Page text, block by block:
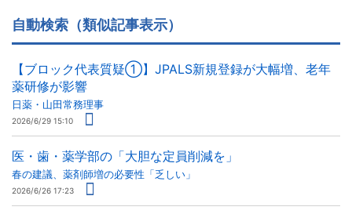
自動検索（類似記事表示）
【ブロック代表質疑①】JPALS新規登録が大幅増、老年
薬研修が影響
日薬・山田常務理事
2026/6/29 15:10
医・歯・薬学部の「大胆な定員削減を」
春の建議、薬剤師増の必要性「乏しい」
2026/6/26 17:23